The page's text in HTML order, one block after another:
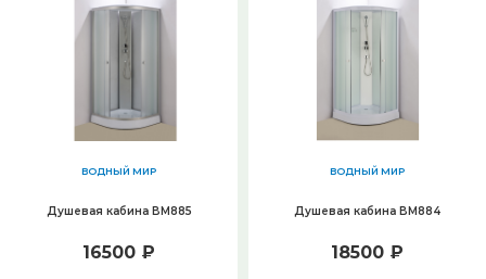
ВОДНЫЙ МИР
Душевая кабина ВМ885
16500 ₽
ВОДНЫЙ МИР
Душевая кабина ВМ884
18500 ₽